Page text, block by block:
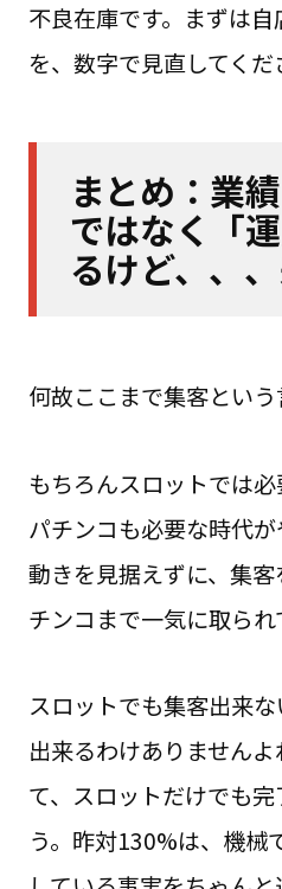
不良在庫です。まずは
を、数字で見直してくだ
まとめ：業
ではなく「
るけど、、
何故ここまで集客とい
もちろんスロットでは必
パチンコも必要な時代
動きを見据えずに、集
チンコまで一気に取られ
スロットでも集客出来
出来るわけありません
て、スロットだけでも
う。昨対130%は、機械